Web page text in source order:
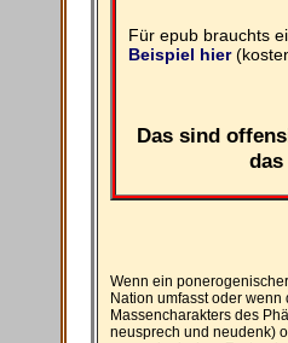
Für epub brauchts
Beispiel hier
Das sind
Wenn ein
Nation umfasst oder
Massencharakters des
neusprech und neudenk)